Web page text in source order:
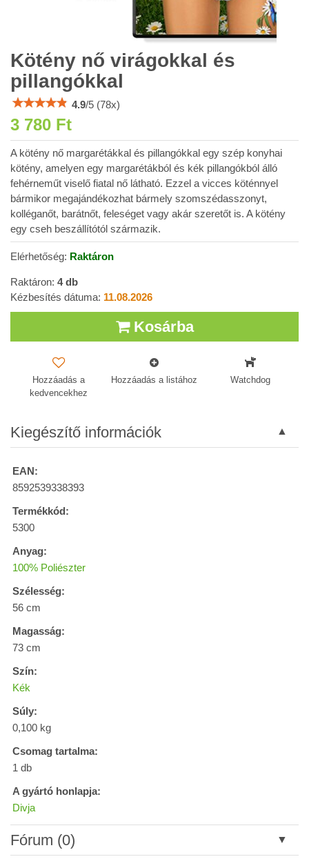
Kötény nő virágokkal és
pillangókkal
4.9/5 (78x)
3 780 Ft
A kötény nő margarétákkal és pillangókkal egy szép konyhai
kötény, amelyen egy margarétákból és kék pillangókból álló
fehérneműt viselő fiatal nő látható. Ezzel a vicces köténnyel
bármikor megajándékozhat bármely szomszédasszonyt,
kolléganőt, barátnőt, feleséget vagy akár szeretőt is. A kötény
egy cseh beszállítótól származik.
Elérhetőség: Raktáron
Raktáron: 4db
Kézbesítés dátuma: 11.08.2026
Kosárba
Hozzáadás a
kedvencekhez
Hozzáadás a listához Watchdog
Kiegészítő információk
EAN:
8592539338393
Termékkód:
5300
Anyag:
100% Poliészter
Szélesség:
56 cm
Magasság:
73 cm
Szín:
Kék
Súly:
0,100 kg
Csomag tartalma:
1 db
A gyártó honlapja:
Divja
Fórum (0)